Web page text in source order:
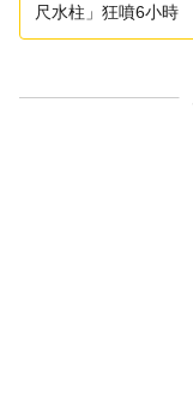
尺水柱」狂噴6小時